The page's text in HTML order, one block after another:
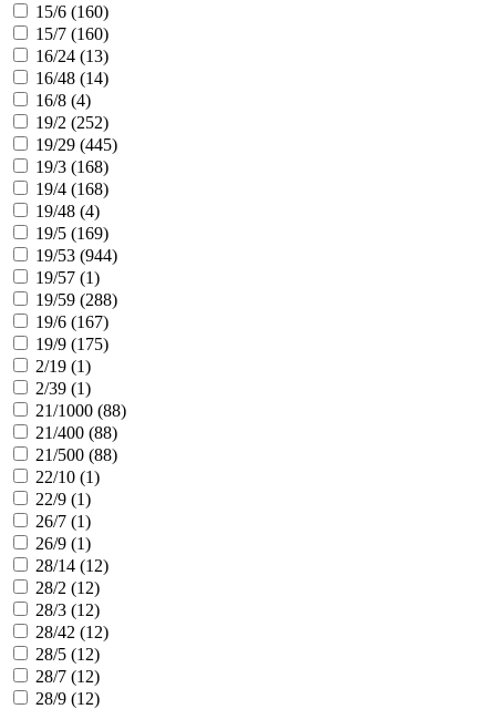
15/6 (160)
15/7 (160)
16/24 (13)
16/48 (14)
16/8 (4)
19/2 (252)
19/29 (445)
19/3 (168)
19/4 (168)
19/48 (4)
19/5 (169)
19/53 (944)
19/57 (1)
19/59 (288)
19/6 (167)
19/9 (175)
2/19 (1)
2/39 (1)
21/1000 (88)
21/400 (88)
21/500 (88)
22/10 (1)
22/9 (1)
26/7 (1)
26/9 (1)
28/14 (12)
28/2 (12)
28/3 (12)
28/42 (12)
28/5 (12)
28/7 (12)
28/9 (12)